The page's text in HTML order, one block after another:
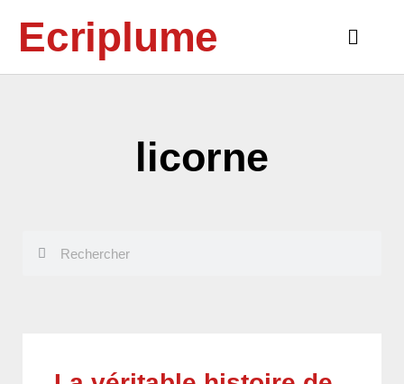
contenuEcriplume
Main
licorne